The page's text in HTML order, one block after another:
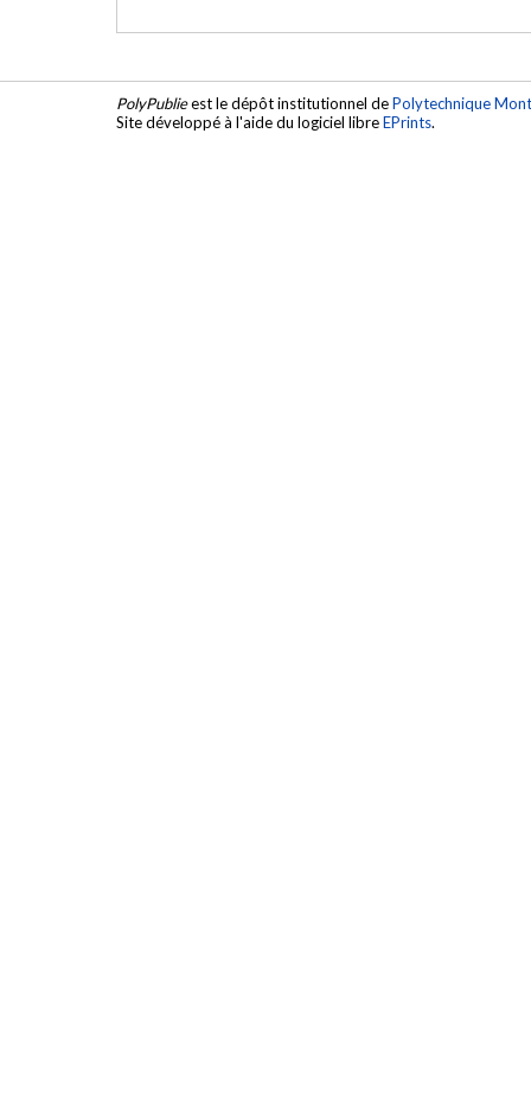
PolyPublieest le dépôt institutionnel dePolytechnique
Site développé à l'aide du logiciel libreEPrints.